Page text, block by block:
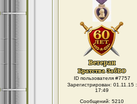
ID пользователя #7757
Зарегистрирован: 01.11.15 :
17:49
Сообщений: 5210